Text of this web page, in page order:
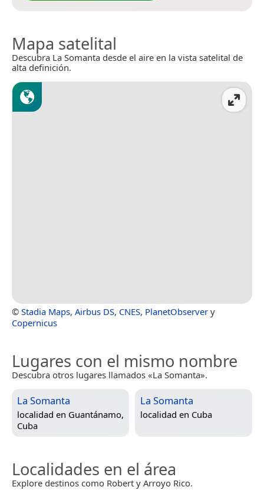
Mapa satelital
Descubra La Somanta desde el aire en la vista satelital de
alta definición.
© Stadia Maps, Airbus DS, CNES, PlanetObserver y
Copernicus
Lugares con el mismo nombre
Descubra otros lugares llamados «La Somanta».
La Somanta
localidad en Guantánamo,
Cuba
La Somanta
localidad en Cuba
Localidades en el área
Explore destinos como Robert y Arroyo Rico.